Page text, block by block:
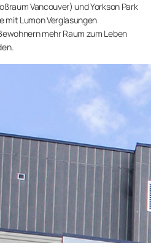
Vancouver) und Yorkson Park
mit Lumon Verglasungen
mehr Raum zum Leben